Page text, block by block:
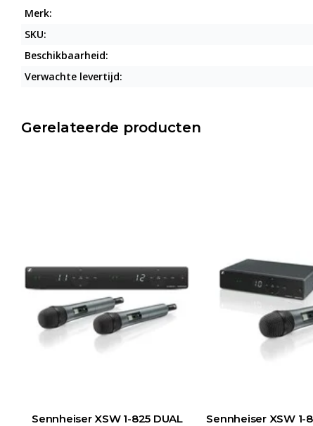
Merk:
SKU:
Beschikbaarheid:
Verwachte levertijd:
Gerelateerde producten
Sennheiser XSW 1-825 DUAL
Sennheiser XSW 1-